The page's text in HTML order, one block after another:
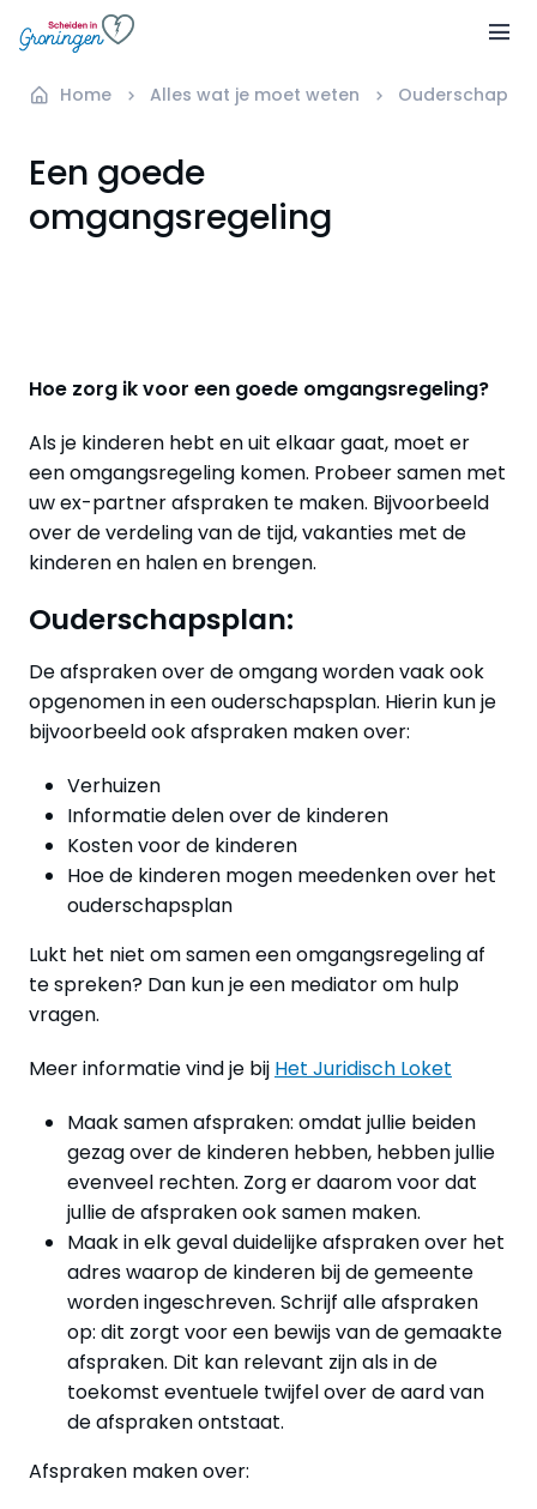
Home Alles wat je moet weten Ouderschap
Een goede
omgangsregeling
Hoe zorg ik voor een goede omgangsregeling?
Als je kinderen hebt en uit elkaar gaat, moet er
een omgangsregeling komen. Probeer samen met
uw ex-partner afspraken te maken. Bijvoorbeeld
over de verdeling van de tijd, vakanties met de
kinderen en halen en brengen.
Ouderschapsplan:
De afspraken over de omgang worden vaak ook
opgenomen in een ouderschapsplan. Hierin kun je
bijvoorbeeld ook afspraken maken over:
Verhuizen
Informatie delen over de kinderen
Kosten voor de kinderen
Hoe de kinderen mogen meedenken over het
ouderschapsplan
Lukt het niet om samen een omgangsregeling af
te spreken? Dan kun je een mediator om hulp
vragen.
Meer informatie vind je bij Het Juridisch Loket
Maak samen afspraken: omdat jullie beiden
gezag over de kinderen hebben, hebben jullie
evenveel rechten. Zorg er daarom voor dat
jullie de afspraken ook samen maken.
Maak in elk geval duidelijke afspraken over het
adres waarop de kinderen bij de gemeente
worden ingeschreven. Schrijf alle afspraken
op: dit zorgt voor een bewijs van de gemaakte
afspraken. Dit kan relevant zijn als in de
toekomst eventuele twijfel over de aard van
de afspraken ontstaat.
Afspraken maken over: